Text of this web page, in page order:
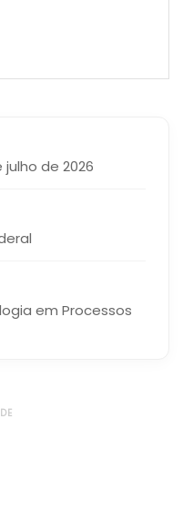
de 2026
em Processos